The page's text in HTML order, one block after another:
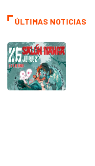
ÚLTIMAS NOTICIAS